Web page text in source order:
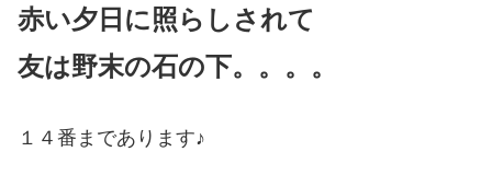
赤い夕日に照らしされて
友は野末の石の下。。。。
１４番まであります♪